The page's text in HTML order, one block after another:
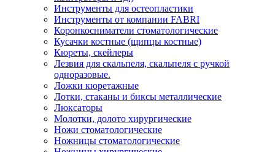
Инструменты для остеопластики
Инструменты от компании FABRI
Коронкосниматели стоматологические
Кусачки костные (щипцы костные)
Кюреты, скейлеры
Лезвия для скальпеля, скальпеля с ручкой
одноразовые.
Ложки кюретажные
Лотки, стаканы и биксы металлические
Люксаторы
Молотки, долото хирургические
Ножи стоматологические
Ножницы стоматологические